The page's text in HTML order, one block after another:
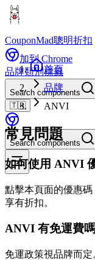
CouponMad聰明折扣
加到 Chrome
品牌類別標籤
Search components
🇹🇼
Search components
首頁
品牌
ANVI
常見問題
如何使用 ANVI
點擊本頁面的優惠
享有折扣。
ANVI 有免運費
免運政策視品牌而